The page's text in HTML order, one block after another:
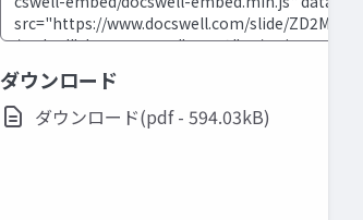
ダウンロード
ダウンロード(pdf - 594.03kB)